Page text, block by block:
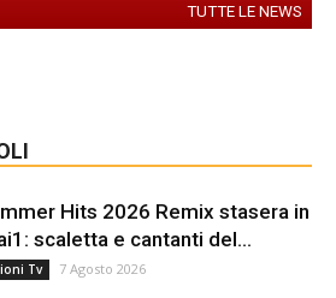
TUTTE LE NEWS
Hits 2026 Remix stasera in
scaletta e cantanti del...
Tv 7 Agosto 2026